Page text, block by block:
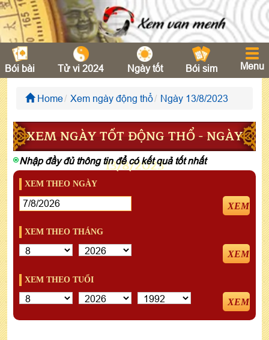
Bói bài Tử vi 2024 Ngày tốt Bói sim Menu
Home Xem ngày động thổ Ngày 13/8/2023
XEM NGÀY TỐT ĐỘNG THỔ - NGÀY
13/8/2023
Nhập đầy đủ thông tin để có kết quả tốt nhất
XEM THEO NGÀY
XEM
XEM THEO THÁNG
XEM
XEM THEO TUỔI
XEM